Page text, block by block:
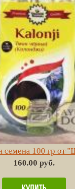
семена 100 гр от
160.00 руб.